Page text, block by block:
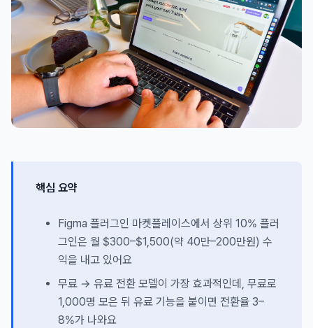
핵심 요약
Figma 플러그인 마켓플레이스에서 상위 10% 플러
그인은 월 $300–$1,500(약 40만–200만원) 수
익을 내고 있어요
무료 → 유료 전환 모델이 가장 효과적인데, 무료로
1,000명 모은 뒤 유료 기능을 붙이면 전환율 3–
8%가 나와요